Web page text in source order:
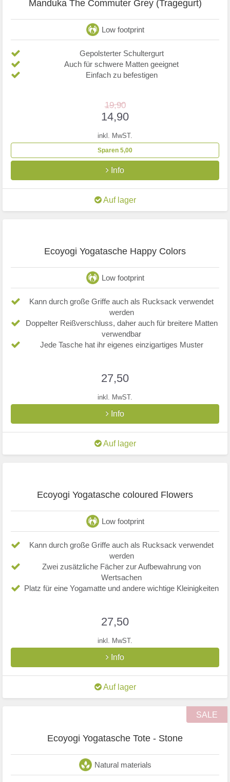
Manduka The Commuter Grey (Tragegurt)
Low footprint
Gepolsterter Schultergurt
Auch für schwere Matten geeignet
Einfach zu befestigen
19,90
14,90
inkl. MwST.
Sparen 5,00
Info
Auf lager
Ecoyogi Yogatasche Happy Colors
Low footprint
Kann durch große Griffe auch als Rucksack verwendet
werden
Doppelter Reißverschluss, daher auch für breitere Matten
verwendbar
Jede Tasche hat ihr eigenes einzigartiges Muster
27,50
inkl. MwST.
Info
Auf lager
Ecoyogi Yogatasche coloured Flowers
Low footprint
Kann durch große Griffe auch als Rucksack verwendet
werden
Zwei zusätzliche Fächer zur Aufbewahrung von
Wertsachen
Platz für eine Yogamatte und andere wichtige Kleinigkeiten
27,50
inkl. MwST.
Info
Auf lager
SALE
Ecoyogi Yogatasche Tote - Stone
Natural materials